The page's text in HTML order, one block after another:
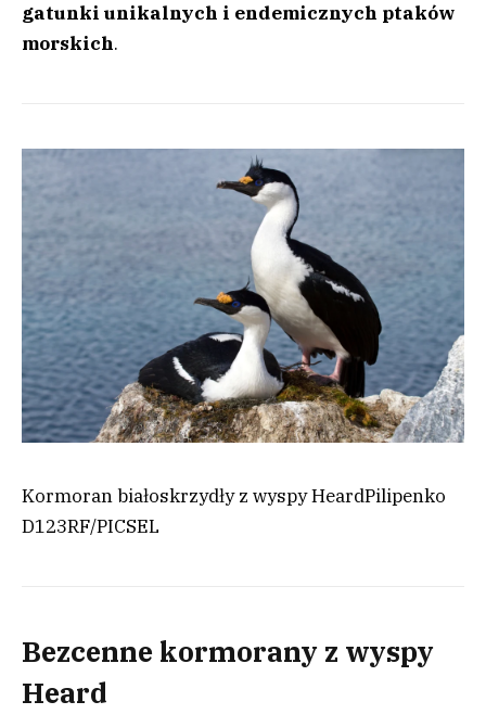
gatunki unikalnych i endemicznych ptaków
morskich.
Kormoran białoskrzydły z wyspy HeardPilipenko
D123RF/PICSEL
Bezcenne kormorany z wyspy
Heard